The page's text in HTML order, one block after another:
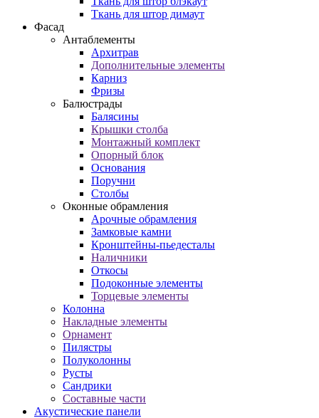
Ткань для штор димаут
Фасад
Антаблементы
Архитрав
Дополнительные элементы
Карниз
Фризы
Балюстрады
Балясины
Крышки столба
Монтажный комплект
Опорный блок
Основания
Поручни
Столбы
Оконные обрамления
Арочные обрамления
Замковые камни
Кронштейны-пьедесталы
Наличники
Откосы
Подоконные элементы
Торцевые элементы
Колонна
Накладные элементы
Орнамент
Пилястры
Полуколонны
Русты
Сандрики
Составные части
Акустические панели